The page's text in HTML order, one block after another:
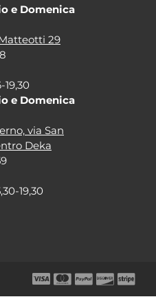
e Domenica
29
19,30
e Domenica
via San
Deka
19,30